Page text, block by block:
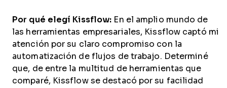
Por qué elegí Kissflow: En el amplio mundo de
las herramientas empresariales, Kissflow captó mi
atención por su claro compromiso con la
automatización de flujos de trabajo. Determiné
que, de entre la multitud de herramientas que
comparé, Kissflow se destacó por su facilidad